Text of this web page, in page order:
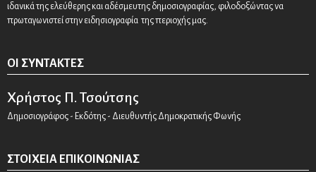
ιδανικά της ελεύθερης και αδέσμευτης δημοσιογραφίας, φιλοδοξώντας να
πρωταγωνιστεί στην ειδησιογραφία της περιοχής μας.
ΟΙ ΣΥΝΤΆΚΤΕΣ
Χρήστος Π. Τσούτσης
Δημοσιογράφος - Εκδότης - Διευθυντής Δημοκρατικής Φωνής
ΣΤΟΙΧΕΊΑ ΕΠΙΚΟΙΝΩΝΊΑΣ